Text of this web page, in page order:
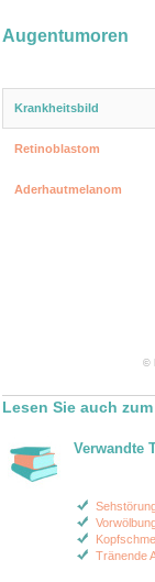
Augentumoren
Krankheitsbild
Retinoblastom
Aderhautmelanom
©
Lesen Sie auch
Verwandte
Tränende